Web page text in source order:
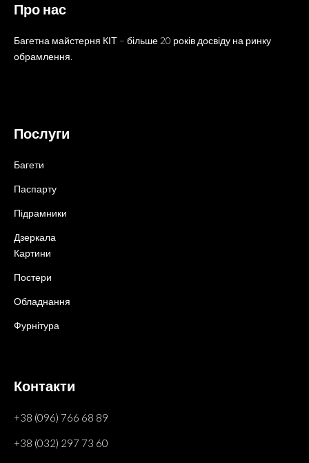
Про нас
Багетна майстерня КІТ – більше 20 років досвіду на ринку
обрамлення.
Послуги
Багети
Паспарту
Підрамники
Дзеркала
Картини
Постери
Обладнання
Фурнітура
Контакти
+38 (096) 766 68 89
+38 (032) 297 73 60